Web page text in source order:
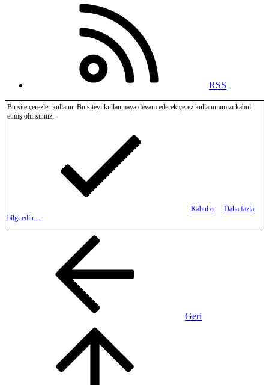
RSS
Bu site çerezler kullanır. Bu siteyi kullanmaya devam ederek çerez kullanımımızı kabul
etmiş olursunuz.
Kabul et
Daha fazla
bilgi edin.…
Geri